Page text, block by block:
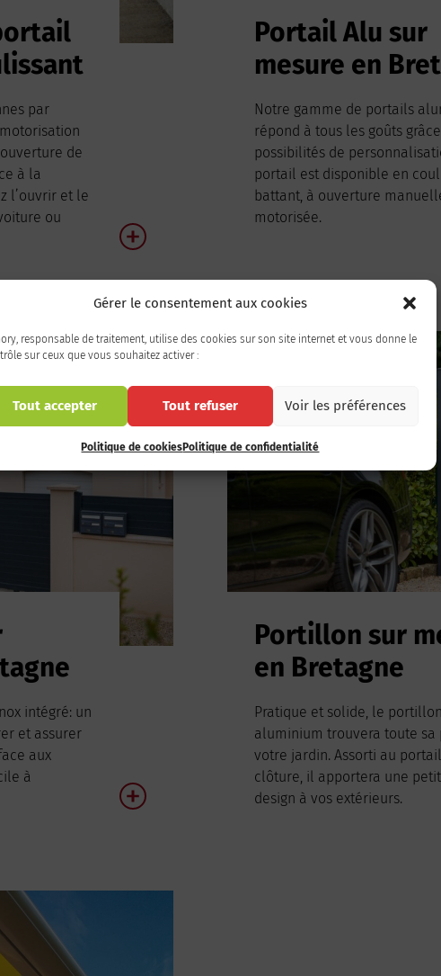
Gérer le consentement aux cookies
responsable de traitement, utilise des cookies sur son site internet et vous donne le
sur ceux que vous souhaitez activer :
Tout accepter Tout refuser Voir les préférences
Politique de cookiesPolitique de confidentialité
par
de
à la
l’ouvrir et le
ou
Portail Alu sur
mesure en
Notre gamme de portails
répond à tous les goûts
possibilités de
portail est disponible en
battant, à ouverture
motorisée.
intégré: un
et assurer
aux
à
Portillon sur
en Bretagne
Pratique et solide, le portillon
aluminium trouvera toute sa
votre jardin. Assorti au
clôture, il apportera une
design à vos extérieurs.